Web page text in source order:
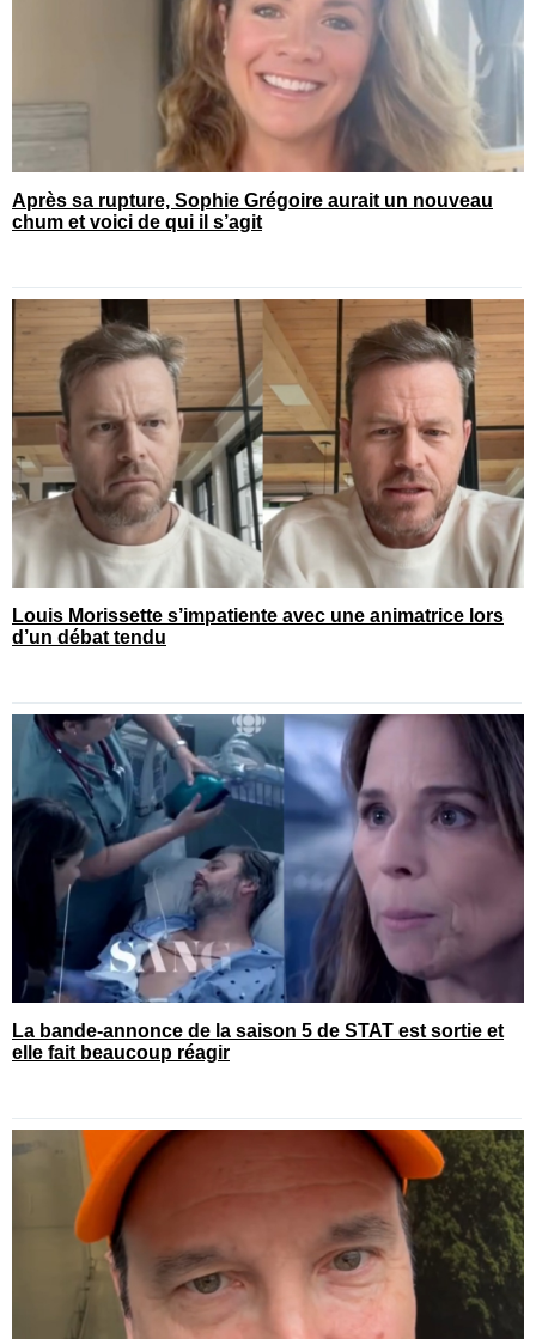
Après sa rupture, Sophie Grégoire aurait un nouveau
chum et voici de qui il s’agit
Louis Morissette s’impatiente avec une animatrice lors
d’un débat tendu
La bande-annonce de la saison 5 de STAT est sortie et
elle fait beaucoup réagir